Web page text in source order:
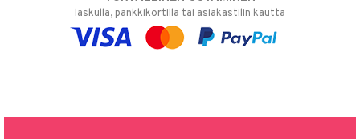
laskulla, pankkikortilla tai asiakastilin kautta